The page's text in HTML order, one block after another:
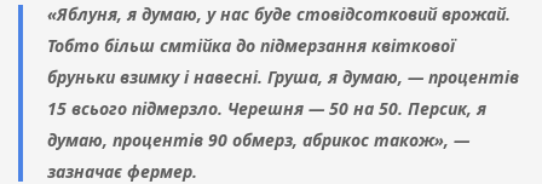
«Яблуня, я думаю, у нас буде стовідсотковий врожай.
Тобто більш смтійка до підмерзання квіткової
бруньки взимку і навесні. Груша, я думаю, — процентів
15 всього підмерзло. Черешня — 50 на 50. Персик, я
думаю, процентів 90 обмерз, абрикос також», —
зазначає фермер.